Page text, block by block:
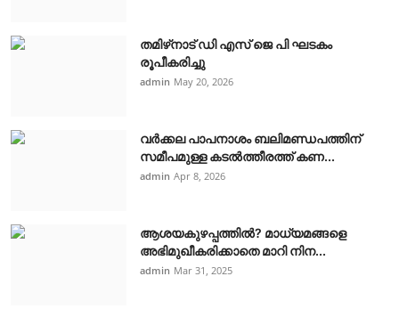
തമിഴ്‌നാട് ഡി എസ് ജെ പി ഘടകം
രൂപീകരിച്ചു
admin May 20, 2026
വർക്കല പാപനാശം ബലിമണ്ഡപത്തിന്
സമീപമുള്ള കടൽത്തീരത്ത് കണ...
admin Apr 8, 2026
ആശയകുഴപ്പത്തില്‍? മാധ്യമങ്ങളെ
അഭിമുഖീകരിക്കാതെ മാറി നിന...
admin Mar 31, 2025